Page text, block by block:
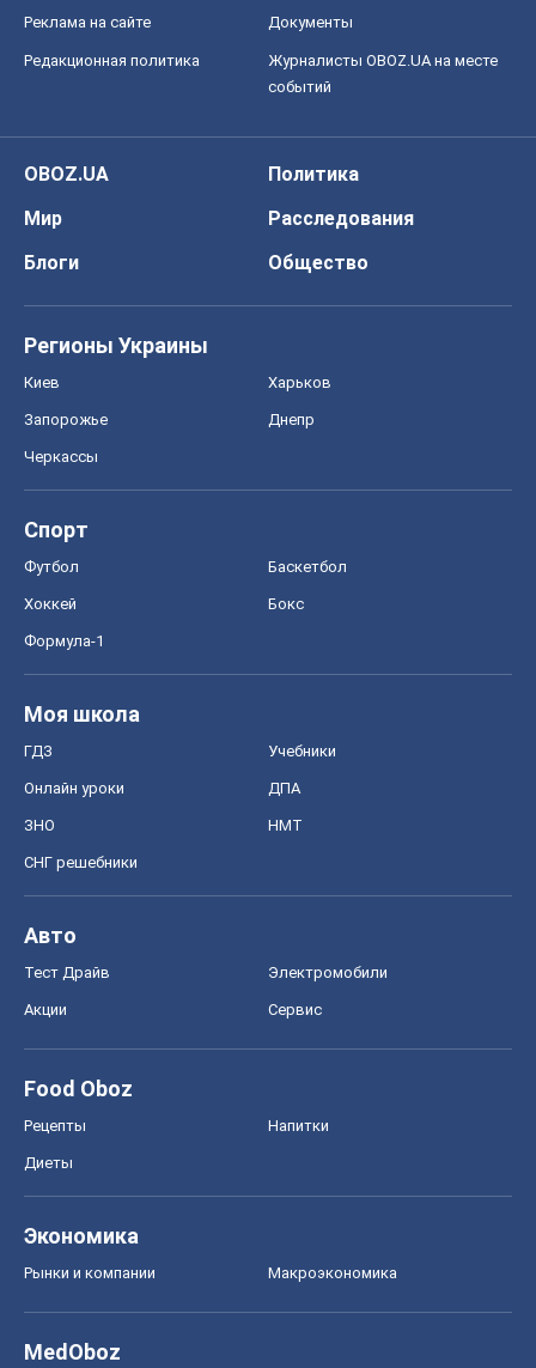
Реклама на сайте Документы
Редакционная политика
Журналисты OBOZ.UA на месте
событий
OBOZ.UA
Политика
Мир
Расследования
Блоги
Общество
Регионы Украины
Киев Харьков
Запорожье Днепр
Черкассы
Спорт
Футбол Баскетбол
Хоккей Бокс
Формула-1
Моя школа
ГДЗ Учебники
Онлайн уроки ДПА
ЗНО НМТ
СНГ решебники
Авто
Тест Драйв Электромобили
Акции Сервис
Food Oboz
Рецепты Напитки
Диеты
Экономика
Рынки и компании Mакроэкономика
MedOboz